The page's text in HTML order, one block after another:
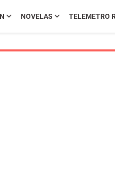
NOVELAS TELEMETRO